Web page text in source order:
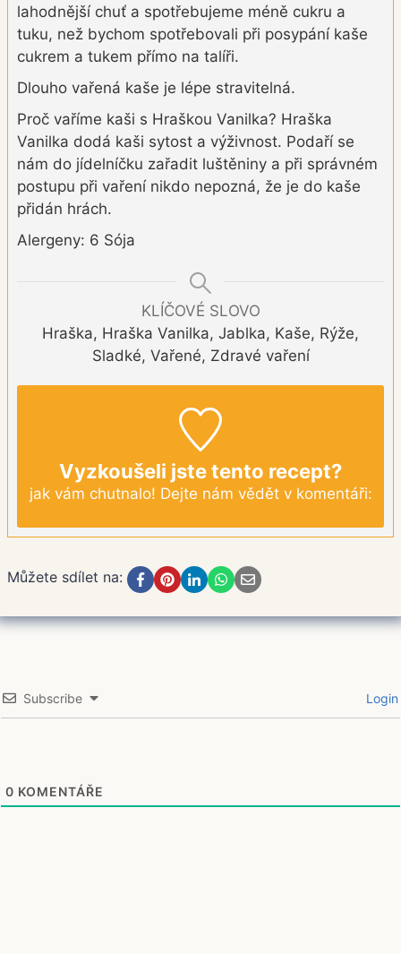
lahodnější chuť a spotřebujeme méně cukru a
tuku, než bychom spotřebovali při posypání kaše
cukrem a tukem přímo na talíři.
Dlouho vařená kaše je lépe stravitelná.
Proč vaříme kaši s Hraškou Vanilka? Hraška
Vanilka dodá kaši sytost a výživnost. Podaří se
nám do jídelníčku zařadit luštěniny a při správném
postupu při vaření nikdo nepozná, že je do kaše
přidán hrách.
Alergeny: 6 Sója
KLÍČOVÉ SLOVO
Hraška, Hraška Vanilka, Jablka, Kaše, Rýže,
Sladké, Vařené, Zdravé vaření
Vyzkoušeli jste tento recept?
jak vám chutnalo! Dejte nám vědět v komentáři:
Můžete sdílet na:
Subscribe Login
0 KOMENTÁŘE